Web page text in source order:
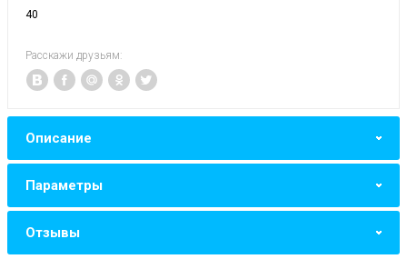
40
Расскажи друзьям:
Описание
Параметры
Отзывы